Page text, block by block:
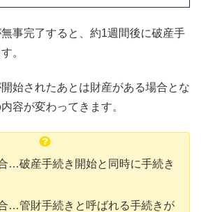
事完了すると、約1週間後に破産手
。
始されたあとは財産がある場合とな
容が変わってきます。
…破産手続き開始と同時に手続き
…管財手続きと呼ばれる手続きが